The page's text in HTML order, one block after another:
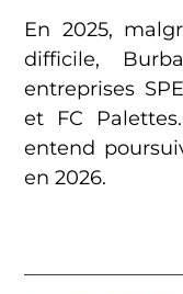
En 2025,
difficile,
entreprises
et FC
entend
en 2026.